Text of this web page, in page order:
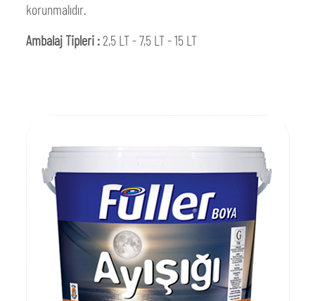
korunmalıdır.
Ambalaj Tipleri :2,5 LT - 7,5 LT - 15 LT